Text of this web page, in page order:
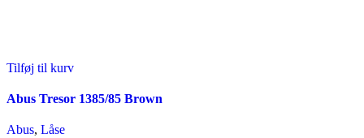
Tilføj til kurv
Abus Tresor 1385/85 Brown
Abus, Låse